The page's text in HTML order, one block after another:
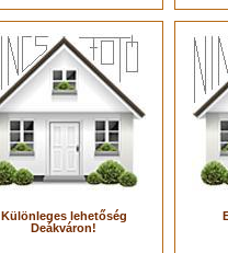
Különleges lehetőség
Deákváron!